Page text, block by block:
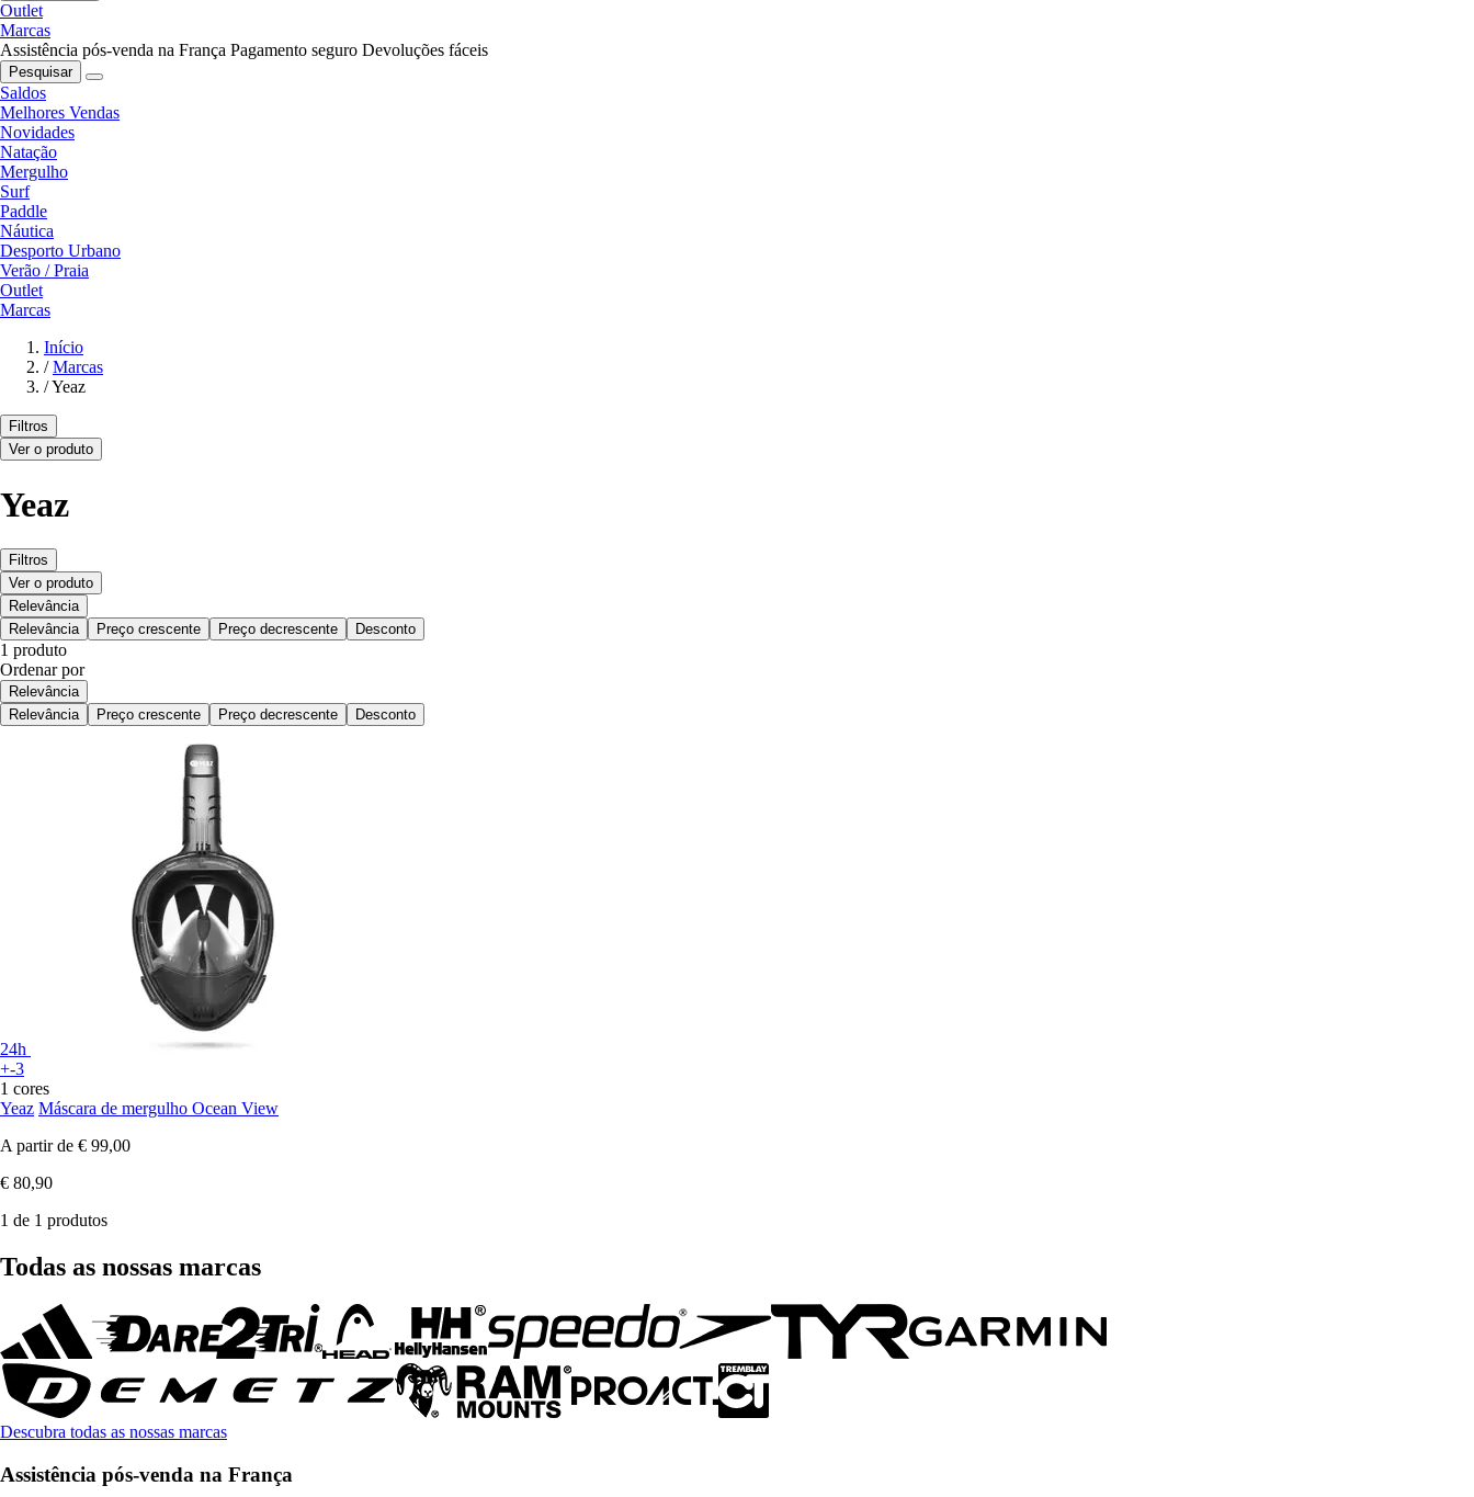
Outlet
Marcas
Assistência pós-venda na França Pagamento seguro Devoluções fáceis
Pesquisar
Saldos
Melhores Vendas
Novidades
Natação
Mergulho
Surf
Paddle
Náutica
Desporto Urbano
Verão / Praia
Outlet
Marcas
Início
/ Marcas
/Yeaz
Filtros
Ver o produto
Yeaz
Filtros
Ver o produto
Relevância
Relevância
Preço crescente Preço decrescente Desconto
1 produto
Ordenar por
Relevância
Relevância
Preço crescente Preço decrescente Desconto
24h
+-3
1 cores
Yeaz Máscara de mergulho Ocean View
A partir de € 99,00
€ 80,90
1 de 1 produtos
Todas as nossas marcas
Descubra todas as nossas marcas
Assistência pós-venda na França